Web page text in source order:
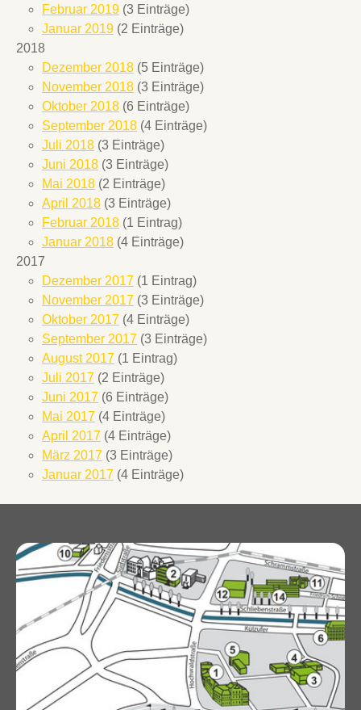
Februar 2019 (3 Einträge)
Januar 2019 (2 Einträge)
2018
Dezember 2018 (5 Einträge)
November 2018 (3 Einträge)
Oktober 2018 (6 Einträge)
September 2018 (4 Einträge)
Juli 2018 (3 Einträge)
Juni 2018 (3 Einträge)
Mai 2018 (2 Einträge)
April 2018 (3 Einträge)
Februar 2018 (1 Eintrag)
Januar 2018 (4 Einträge)
2017
Dezember 2017 (1 Eintrag)
November 2017 (3 Einträge)
Oktober 2017 (4 Einträge)
September 2017 (3 Einträge)
August 2017 (1 Eintrag)
Juli 2017 (2 Einträge)
Juni 2017 (6 Einträge)
Mai 2017 (4 Einträge)
April 2017 (4 Einträge)
März 2017 (3 Einträge)
Januar 2017 (4 Einträge)